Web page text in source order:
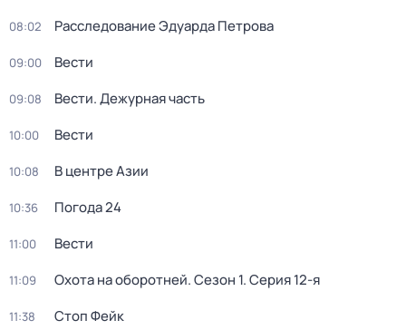
08:02 Расследование Эдуарда Петрова
09:00 Вести
09:08 Вести. Дежурная часть
10:00 Вести
10:08 В центре Азии
10:36 Погода 24
11:00 Вести
11:09 Охота на оборотней. Сезон 1. Серия 12-я
11:38 Стоп Фейк